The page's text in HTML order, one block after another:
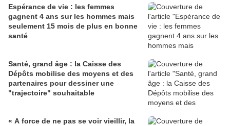
Espérance de vie : les femmes
gagnent 4 ans sur les hommes mais
seulement 15 mois de plus en bonne
santé
Santé, grand âge : la Caisse des
Dépôts mobilise des moyens et des
partenaires pour dessiner une
"trajectoire" souhaitable
« A force de ne pas se voir vieillir, la